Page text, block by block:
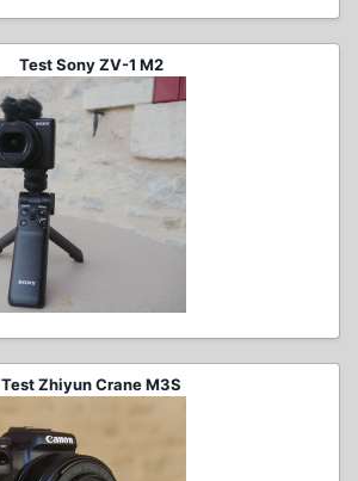
Test Sony ZV-1 M2
Test Zhiyun Crane M3S